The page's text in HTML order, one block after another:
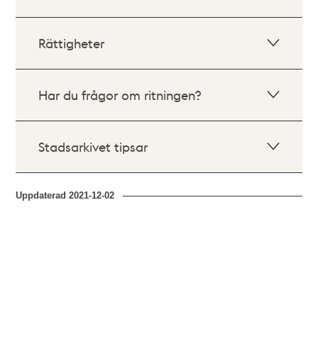
Rättigheter
Har du frågor om ritningen?
Stadsarkivet tipsar
Uppdaterad2021-12-02